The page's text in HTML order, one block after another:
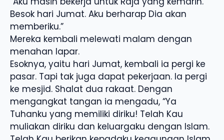
Besok hari Jumat. Aku berharap Dia akan
memberiku.”
Mereka kembali melewati malam dengan
menahan lapar.
Esoknya, yaitu hari Jumat, kembali ia pergi ke
pasar. Tapi tak juga dapat pekerjaan. Ia pergi
ke mesjid. Shalat dua rakaat. Dengan
mengangkat tangan ia mengadu, “Ya
Tuhanku yang memiliki diriku! Telah Kau
muliakan diriku dan keluargaku dengan Islam.